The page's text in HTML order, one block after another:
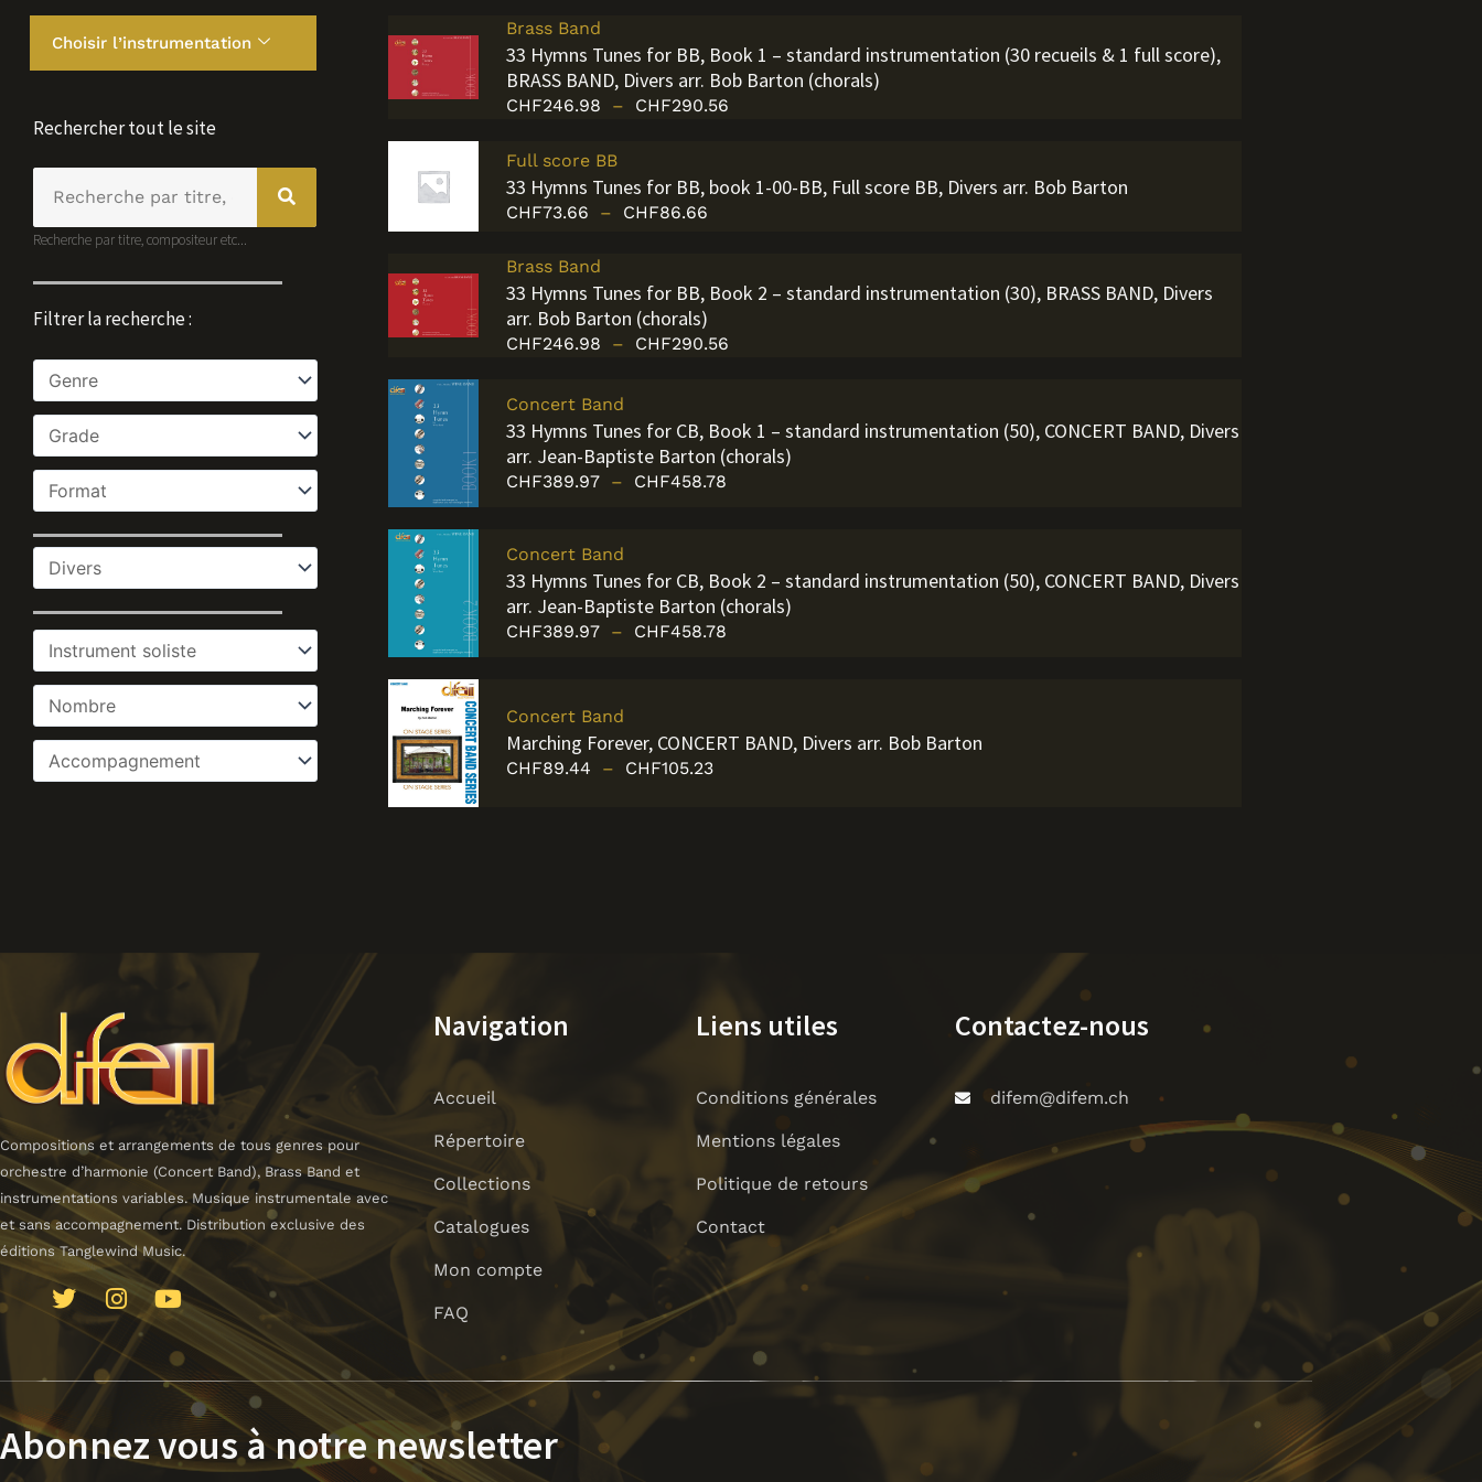
Choisir l’instrumentation
Rechercher tout le site
Recherche par titre, compositeur etc...
Filtrer la recherche :
Brass Band
33 Hymns Tunes for BB, Book 1 – standard instrumentation (30 recueils & 1 full score),
BRASS BAND, Divers arr. Bob Barton (chorals)
CHF246.98 – CHF290.56
de
prix :
CHF246.98
Full score BB
33 Hymns Tunes for BB, book 1-00-BB, Full score BB, Divers arr. Bob Barton
CHF73.66 – CHF86.66
de
prix :
CHF73.66
Brass Band
33 Hymns Tunes for BB, Book 2 – standard instrumentation (30), BRASS BAND, Divers
arr. Bob Barton (chorals)
CHF246.98 – CHF290.56
de
prix :
CHF246.98
Concert Band
33 Hymns Tunes for CB, Book 1 – standard instrumentation (50), CONCERT BAND, Divers
arr. Jean-Baptiste Barton (chorals)
CHF389.97 – CHF458.78
de
prix :
CHF389.97
Concert Band
33 Hymns Tunes for CB, Book 2 – standard instrumentation (50), CONCERT BAND, Divers
arr. Jean-Baptiste Barton (chorals)
CHF389.97 – CHF458.78
de
prix :
CHF389.97
Concert Band
Marching Forever, CONCERT BAND, Divers arr. Bob Barton
CHF89.44 – CHF105.23
de
prix :
CHF89.44
Compositions et arrangements de tous genres pour
orchestre d’harmonie (Concert Band), Brass Band et
instrumentations variables. Musique instrumentale avec
et sans accompagnement. Distribution exclusive des
éditions Tanglewind Music.
a
c
e
T
w
t
r
I
n
s
t
r
a
Y
o
u
t
u
e
Navigation
Accueil
Répertoire
Collections
Catalogues
Mon compte
FAQ
Liens utiles
Conditions générales
Mentions légales
Politique de retours
Contact
Contactez-nous
difem@difem.ch
Abonnez vous à notre newsletter